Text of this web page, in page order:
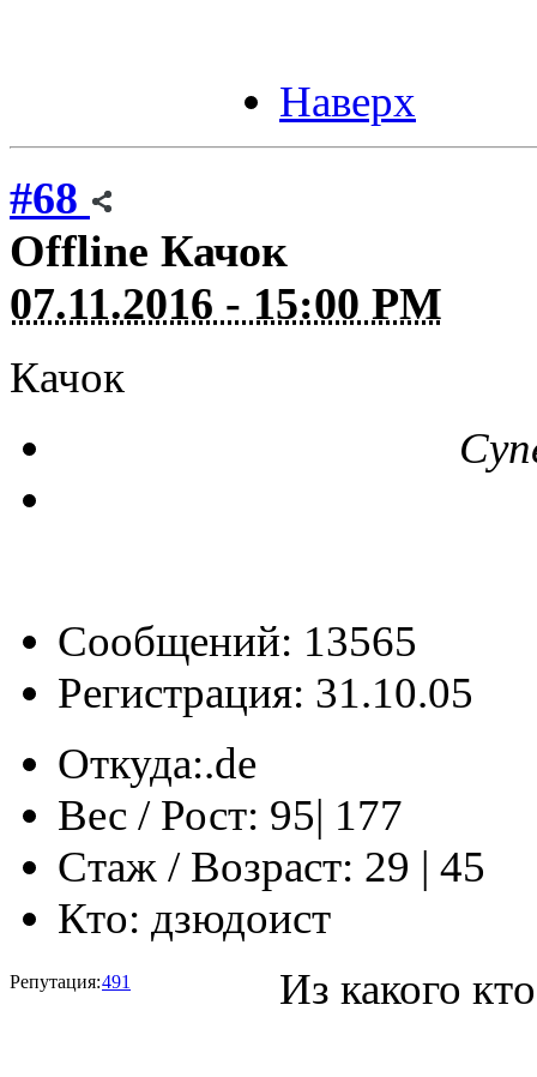
Наверх
#68
Offline Качок
07.11.2016 - 15:00 PM
Качок
Сообщений: 13565
Регистрация: 31.10.05
Откуда:‎‏‎‏.de
Вес / Рост: 95| 177
Стаж / Возраст: 29 | 45
Кто: дзюдоист
Репутация:491 Из какого